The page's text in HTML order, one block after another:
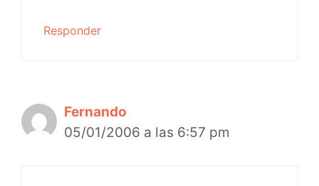
Responder
Fernando
05/01/2006 a las 6:57 pm